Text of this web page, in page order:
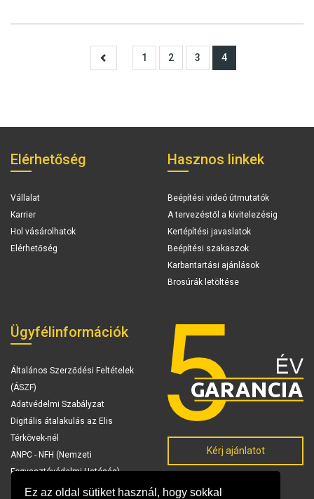
Ez az oldal sütiket használ, hogy sokkal
1 2 3 4
Elérhetőség
Vállalat
Karrier
Hol vásárolhatok
Elérhetőség
Hasznos linkek
Beépítési videó útmutatók
A tervezéstől a kivitelezésig
Kertépítési javaslatok
Beépítési szakaszok
Karbantartási ajánlások
Brosúrák letöltése
Ügyfélinformációk
Általános Szerződési Feltételek
(ÁSZF)
Adatvédelmi Szabályzat
Digitális átalakulás az Elis
Térkövek-nél
ANPC - NFH (Nemzeti
Fogyasztóvédelmi Hatóság)
Kérj ajánlatot